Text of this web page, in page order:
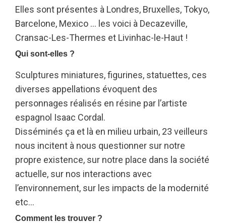
Elles sont présentes à Londres, Bruxelles, Tokyo,
Barcelone, Mexico … les voici à Decazeville,
Cransac-Les-Thermes et Livinhac-le-Haut !
Qui sont-elles ?
Sculptures miniatures, figurines, statuettes, ces
diverses appellations évoquent des
personnages réalisés en résine par l’artiste
espagnol Isaac Cordal.
Disséminés ça et là en milieu urbain, 23 veilleurs
nous incitent à nous questionner sur notre
propre existence, sur notre place dans la société
actuelle, sur nos interactions avec
l’environnement, sur les impacts de la modernité
etc…
Comment les trouver ?